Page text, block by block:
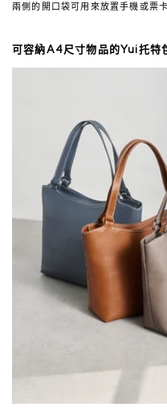
兩側的開口袋可用來放置手機或票
可容納A4尺寸物品的Yui托特